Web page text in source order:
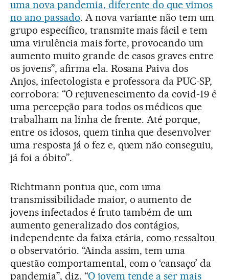
uma nova pandemia, diferente do que vimos
no ano passado. A nova variante não tem um
grupo específico, transmite mais fácil e tem
uma virulência mais forte, provocando um
aumento muito grande de casos graves entre
os jovens”, afirma ela. Rosana Paiva dos
Anjos, infectologista e professora da PUC-SP,
corrobora: “O rejuvenescimento da covid-19 é
uma percepção para todos os médicos que
trabalham na linha de frente. Até porque,
entre os idosos, quem tinha que desenvolver
uma resposta já o fez e, quem não conseguiu,
já foi a óbito”.
Richtmann pontua que, com uma
transmissibilidade maior, o aumento de
jovens infectados é fruto também de um
aumento generalizado dos contágios,
independente da faixa etária, como ressaltou
o observatório. “Ainda assim, tem uma
questão comportamental, com o ‘cansaço’ da
pandemia”, diz. “O jovem tende a ser mais